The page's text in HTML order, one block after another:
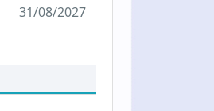
31/08/2027